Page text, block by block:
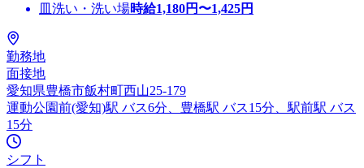
皿洗い・洗い場時給1,180円〜1,425円
勤務地
面接地
愛知県豊橋市飯村町西山25-179
運動公園前(愛知)駅 バス6分、豊橋駅 バス15分、駅前駅 バス
15分
シフト